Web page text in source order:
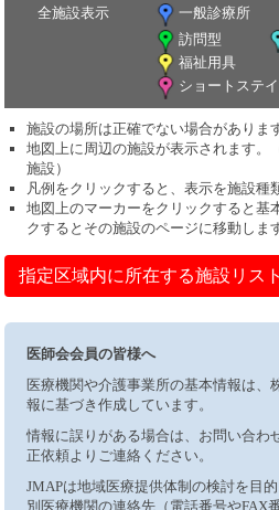
全施設表示 一般診療所
訪問型
福祉用具
ショートステイ
施設の場所は正確でない場合がありま
地図上に周辺の施設が表示されます。
施設）
凡例をクリックすると、表示を施設種
地図上のマーカーをクリックすると基
クするとその施設のページに移動しま
指定区域内に所在する施設リス
医師会会員の皆様へ
医療機関や介護事業所の基本情報は、
報に基づき作成しています。
情報に誤りがある場合は、お問い合わ
正依頼よりご連絡ください。
JMAPは地域医療提供体制の検討を目
別医療機関の連絡先（電話番号やFAX